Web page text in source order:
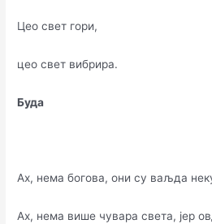
Цео свет гори,
цео свет вибрира.
Буда
Ах, нема богова, они су ваљда
Ах, нема више чувара света, јер